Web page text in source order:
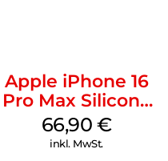
Apple iPhone 16
Pro Max Silicone
Case MagSafe
Black
66,90 €
inkl. MwSt.